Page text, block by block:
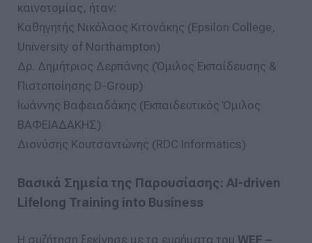
καινοτομίας, ήταν:
Καθηγητής Νικόλαος Κιτονάκης (Epsilon College,
University of Northampton)
Δρ. Δημήτριος Δερπάνης (Όμιλος Εκπαίδευσης &
Πιστοποίησης D-Group)
Ιωάννης Βαφειαδάκης (Εκπαιδευτικός Όμιλος
ΒΑΦΕΙΑΔΑΚΗΣ)
Διονύσης Κουτσαντώνης (RDC Informatics)
Βασικά Σημεία της Παρουσίασης: AI-driven
Lifelong Training into Business
Η συζήτηση ξεκίνησε με τα ευρήματα του WEF –